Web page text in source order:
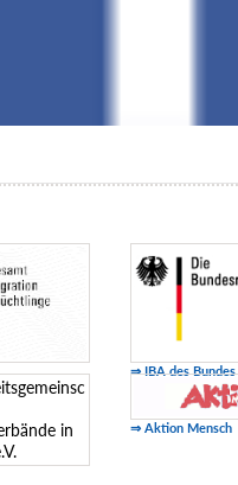
⇒ IBA des Bundes
⇒ Aktion Mensch